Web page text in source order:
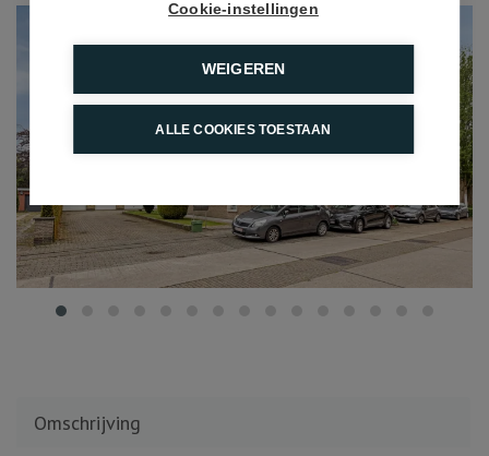
Omschrijving
Cookie-instellingen
WEIGEREN
ALLE COOKIES TOESTAAN